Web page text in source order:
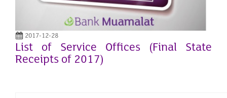
2017-12-28
List of Service Offices (Final State
Receipts of 2017)